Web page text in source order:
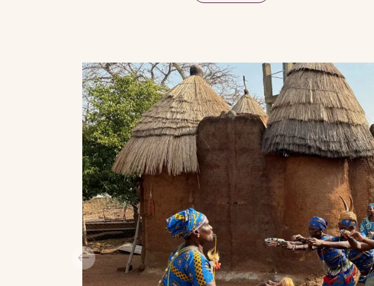
levet isoleret, og som dermed har bevaret deres
traditionelle levevis. For os føles det som at træde ind i
en anden verden - et enestående kulturlandskab med
klipper, gamle krogede baobabtræer og små borge
bygget af ler, hvor familierne kan leve beskyttet.
I Benin har vi god tid til at blive klogere på
Batammariba-folkets levevis. Vi suser ikke bare forbi og
nøjes med et eksotisk foto.
Når vi besøger Togo, forbløffes vi over en ilddans.
Nattens mørke er kun oplyst af ild og gløder i den
århundredgamle ceremoni, hvor krigere viser deres